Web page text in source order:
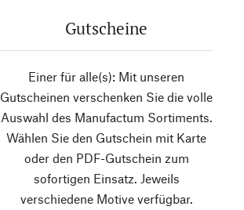
Gutscheine
Einer für alle(s): Mit unseren
Gutscheinen verschenken Sie die volle
Auswahl des Manufactum Sortiments.
Wählen Sie den Gutschein mit Karte
oder den PDF-Gutschein zum
sofortigen Einsatz. Jeweils
verschiedene Motive verfügbar.